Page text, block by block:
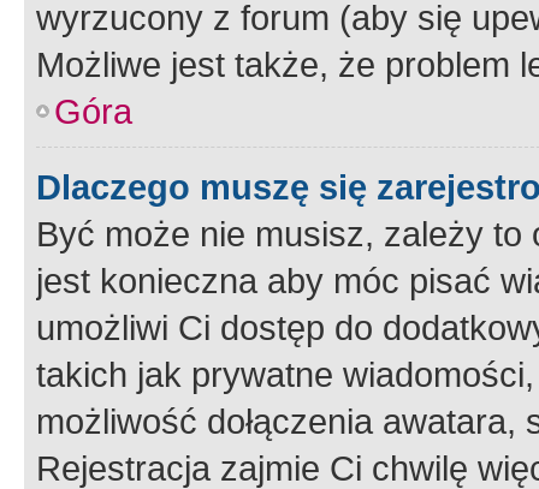
wyrzucony z forum (aby się
Możliwe jest także, że problem
Góra
Dlaczego muszę się
Być może nie musisz, zależy
jest konieczna aby móc pisać
umożliwi Ci dostęp do
takich jak prywatne
możliwość dołączenia
Rejestracja zajmie Ci chwilę